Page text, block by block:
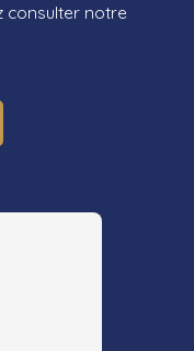
consulter notre